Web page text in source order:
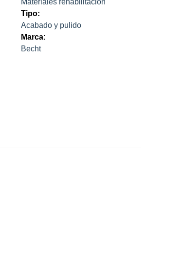
Materiales rehabilitación
Tipo:
Acabado y pulido
Marca:
Becht